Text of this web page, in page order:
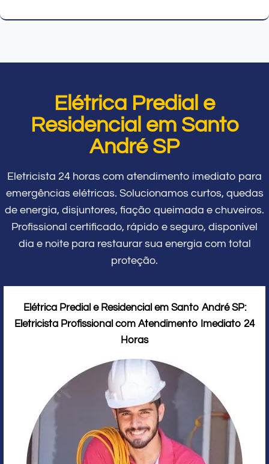
Elétrica Predial e
Residencial em Santo
André SP
Eletricista 24 horas com atendimento imediato para
emergências elétricas. Solucionamos curtos, quedas
de energia, disjuntores, fiação queimada e chuveiros.
Profissional certificado, rápido e seguro, disponível
dia e noite para restaurar sua energia com total
proteção.
Elétrica Predial e Residencial em Santo André SP:
Eletricista Profissional com Atendimento Imediato 24
Horas